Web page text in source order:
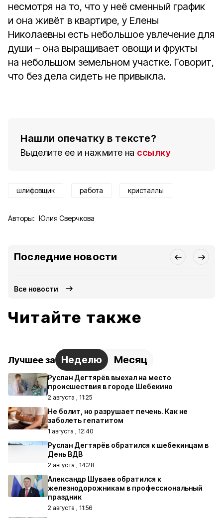
несмотря на то, что у неё сменный график
и она живёт в квартире, у Елены
Николаевны есть небольшое увлечение для
души – она выращивает овощи и фрукты
на небольшом земельном участке. Говорит,
что без дела сидеть не привыкла.
Нашли опечатку в тексте?
Выделите ее и нажмите на ссылку
шлифовщик работа кристаллы
Авторы: Юлия Сверчкова
Последние новости
Все новости
Читайте также
Лучшее за Неделю Месяц
Руслан Дегтярёв выехал на место
происшествия в городе Шебекино
2 августа , 11:25
Не болит, но разрушает печень. Как не
заболеть гепатитом
1 августа , 12:40
Руслан Дегтярёв обратился к шебекинцам в
День ВДВ
2 августа , 14:28
Александр Шуваев обратился к
железнодорожникам в профессиональный
праздник
2 августа , 11:56